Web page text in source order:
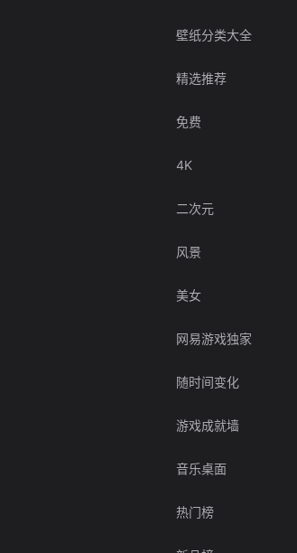
壁纸分类大全
精选推荐
免费
4K
二次元
风景
美女
网易游戏独家
随时间变化
游戏成就墙
音乐桌面
热门榜